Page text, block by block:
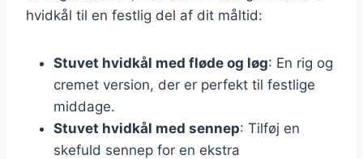
hvidkål til en festlig del af dit måltid:
Stuvet hvidkål med fløde og løg: En rig og
cremet version, der er perfekt til festlige
middage.
Stuvet hvidkål med sennep: Tilføj en
skefuld sennep for en ekstra